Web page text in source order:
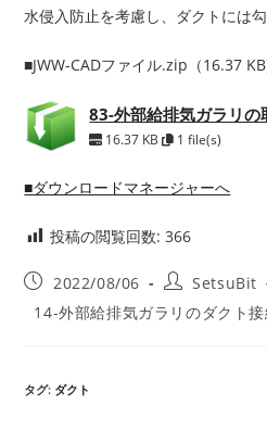
水侵入防止を考慮し、ダクトには勾
■JWW-CADファイル.zip（16.37
83-外部給排気ガラリの
16.37 KB 1 file(s)
■ダウンロードマネージャーへ
投稿の閲覧回数: 366
投
公
2022/08/06
投
者:
SetsuBit
投
ゴ
14-外部給排気ガラリのダクト
タグ: ダクト